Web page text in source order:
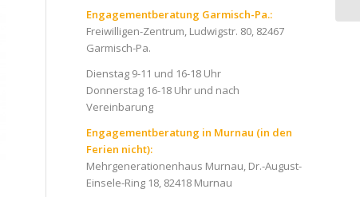
Engagementberatung Garmisch-Pa.:
Freiwilligen-Zentrum, Ludwigstr. 80, 82467
Garmisch-Pa.
Dienstag 9-11 und 16-18 Uhr
Donnerstag 16-18 Uhr und nach
Vereinbarung
Engagementberatung in Murnau (in den
Ferien nicht):
Mehrgenerationenhaus Murnau, Dr.-August-
Einsele-Ring 18, 82418 Murnau